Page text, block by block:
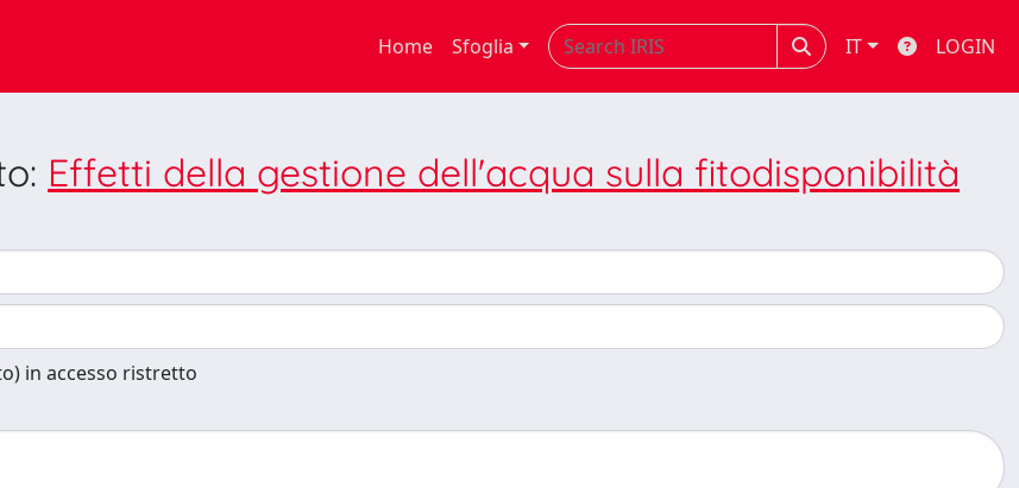
Home Sfoglia IT LOGIN
Effetti della gestione dell'acqua sulla fitodisponibilità
in accesso ristretto